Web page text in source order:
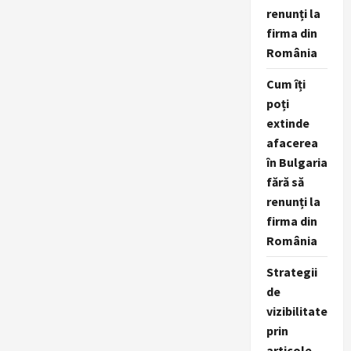
renunți la
firma din
România
Cum îți
poți
extinde
afacerea
în Bulgaria
fără să
renunți la
firma din
România
Strategii
de
vizibilitate
prin